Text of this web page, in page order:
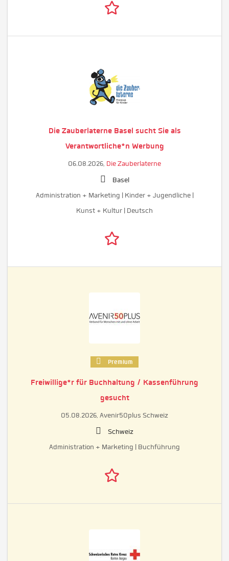
Die Zauberlaterne Basel sucht Sie als
Verantwortliche*n Werbung
06.08.2026, Die Zauberlaterne
Basel
Administration + Marketing | Kinder + Jugendliche |
Kunst + Kultur | Deutsch
Premium
Freiwillige*r für Buchhaltung / Kassenführung
gesucht
05.08.2026, Avenir50plus Schweiz
Schweiz
Administration + Marketing | Buchführung